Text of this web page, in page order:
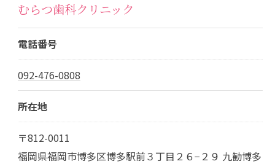
むらつ歯科クリニック
電話番号
092-476-0808
所在地
〒812-0011
福岡県福岡市博多区博多駅前３丁目２６−２９ 九勧博多